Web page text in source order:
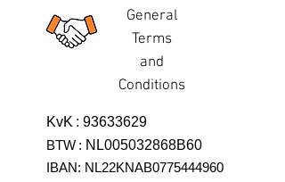
General
Terms
and
Conditions
KvK : 93633629
BTW : NL005032868B60
IBAN: NL22KNAB0775444960